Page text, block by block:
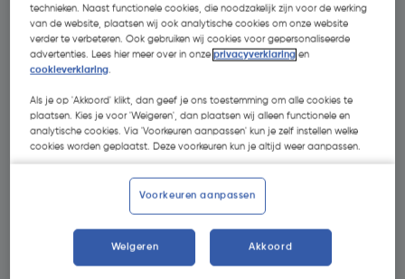
€ 449,00| Excl. btw € 371,07
technieken. Naast functionele cookies, die noodzakelijk zijn voor de werking
van de website, plaatsen wij ook analytische cookies om onze website
verder te verbeteren. Ook gebruiken wij cookies voor gepersonaliseerde
advertenties. Lees hier meer over in onzeprivacyverklaring en
cookieverklaring.
Als je op 'Akkoord' klikt, dan geef je ons toestemming om alle cookies te
plaatsen. Kies je voor 'Weigeren', dan plaatsen wij alleen functionele en
analytische cookies. Via 'Voorkeuren aanpassen' kun je zelf instellen welke
cookies worden geplaatst. Deze voorkeuren kun je altijd weer aanpassen.
Voorkeuren aanpassen
Weigeren Akkoord